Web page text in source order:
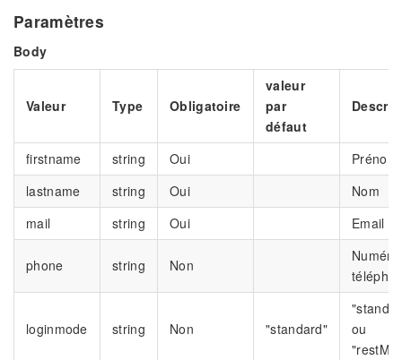
Paramètres
Body
Valeur Type Obligatoire
valeur
par
défaut
firstname string Oui
Prénom
lastname
string Oui
Nom
mail
string Oui Email
phone string Non
loginmode string Non "standard"
ou